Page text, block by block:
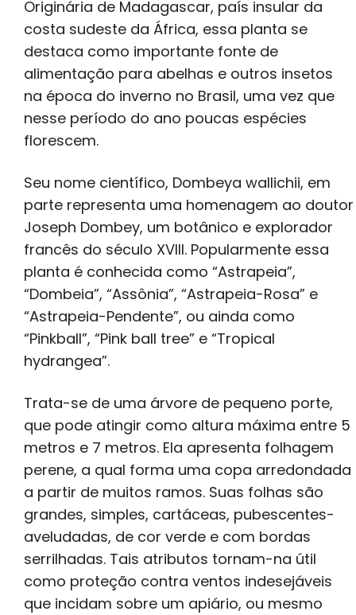
Originária de Madagascar, país insular da
costa sudeste da África, essa planta se
destaca como importante fonte de
alimentação para abelhas e outros insetos
na época do inverno no Brasil, uma vez que
nesse período do ano poucas espécies
florescem.
Seu nome científico, Dombeya wallichii, em
parte representa uma homenagem ao doutor
Joseph Dombey, um botânico e explorador
francês do século XVIII. Popularmente essa
planta é conhecida como “Astrapeia”,
“Dombeia”, “Assônia”, “Astrapeia-Rosa” e
“Astrapeia-Pendente”, ou ainda como
“Pinkball”, “Pink ball tree” e “Tropical
hydrangea”.
Trata-se de uma árvore de pequeno porte,
que pode atingir como altura máxima entre 5
metros e 7 metros. Ela apresenta folhagem
perene, a qual forma uma copa arredondada
a partir de muitos ramos. Suas folhas são
grandes, simples, cartáceas, pubescentes-
aveludadas, de cor verde e com bordas
serrilhadas. Tais atributos tornam-na útil
como proteção contra ventos indesejáveis
que incidam sobre um apiário, ou mesmo